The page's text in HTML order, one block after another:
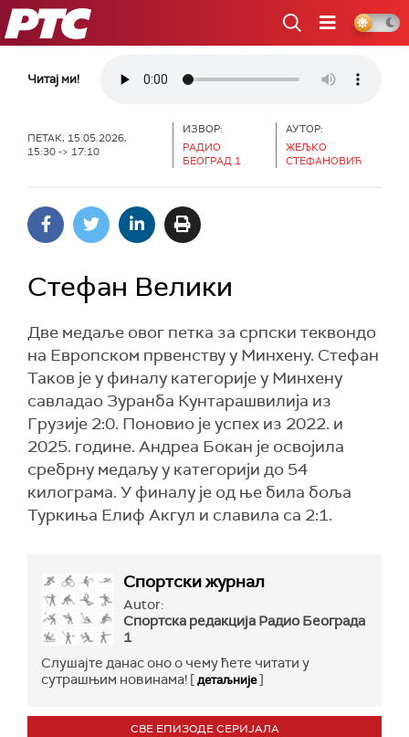
РТС
Читај ми!
ПЕТАК, 15.05.2026,
15:30 -> 17:10
ИЗВОР:
РАДИО
БЕОГРАД 1
АУТОР:
ЖЕЉКО
СТЕФАНОВИЋ
Стефан Велики
Две медаље овог петка за српски теквондо
на Европском првенству у Минхену. Стефан
Таков је у финалу категорије у Минхену
савладао Зуранба Кунтарашвилија из
Грузије 2:0. Поновио је успех из 2022. и
2025. године. Андреа Бокан је освојила
сребрну медаљу у категорији до 54
килограма. У финалу је од ње била боља
Туркиња Елиф Акгул и славила са 2:1.
Спортски журнал
Autor:
Спортска редакција Радио Београда
1
Слушајте данас оно о чему ћете читати у
сутрашњим новинама! [детаљније]
СВЕ ЕПИЗОДЕ СЕРИЈАЛА